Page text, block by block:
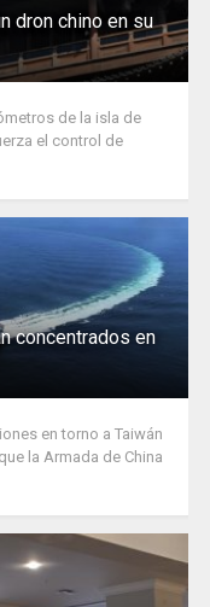
dron chino en su
de la isla de
el control de
concentrados en
en torno a Taiwán
la Armada de China